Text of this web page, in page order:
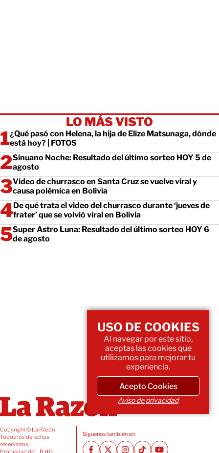
LO MÁS VISTO
¿Qué pasó con Helena, la hija de Elize Matsunaga, dónde
está hoy? | FOTOS
Sinuano Noche: Resultado del último sorteo HOY 5 de
agosto
Video de churrasco en Santa Cruz se vuelve viral y
causa polémica en Bolivia
De qué trata el video del churrasco durante ‘jueves de
frater’ que se volvió viral en Bolivia
Super Astro Luna: Resultado del último sorteo HOY 6
de agosto
Copyright © La Razón
Todos los derechos
reservados
Propiedad de L.R.H.G.
Siguenos también en:
USO DE COOKIES
Al navegar por este sitio,
aceptas las cookies que
utilizamos para mejorar tu
experiencia.
Acepto Cookies
Aviso de privacidad